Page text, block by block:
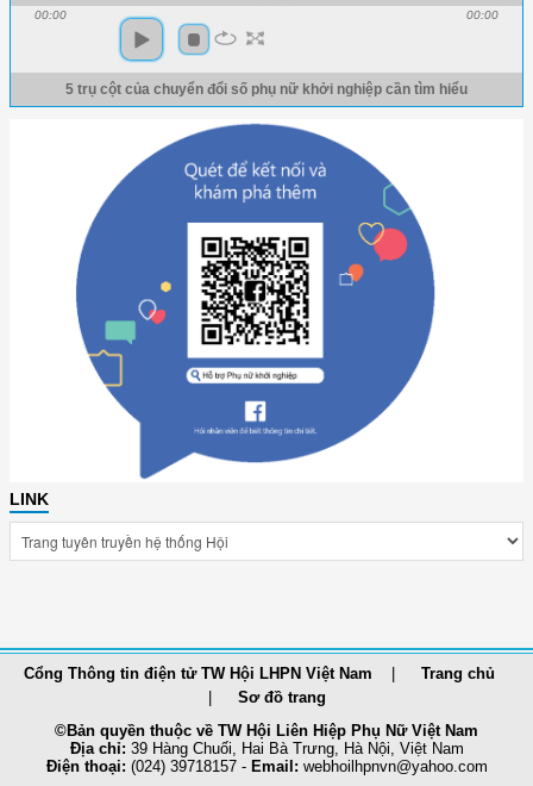
00:00 00:00
5 trụ cột của chuyển đổi số phụ nữ khởi nghiệp cần tìm hiểu
LINK
Cổng Thông tin điện tử TW Hội LHPN Việt Nam
Trang chủ
Sơ đồ trang
©Bản quyền thuộc về TW Hội Liên Hiệp Phụ Nữ Việt Nam
Địa chỉ: 39 Hàng Chuối, Hai Bà Trưng, Hà Nội, Việt Nam
Điện thoại: (024) 39718157 - Email: webhoilhpnvn@yahoo.com